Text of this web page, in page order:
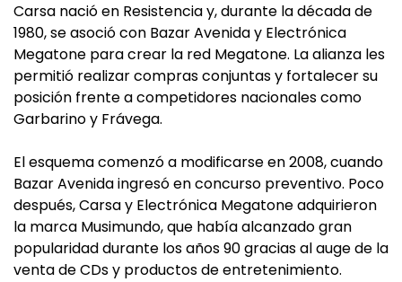
Carsa nació en Resistencia y, durante la década de
1980, se asoció con Bazar Avenida y Electrónica
Megatone para crear la red Megatone. La alianza les
permitió realizar compras conjuntas y fortalecer su
posición frente a competidores nacionales como
Garbarino y Frávega.
El esquema comenzó a modificarse en 2008, cuando
Bazar Avenida ingresó en concurso preventivo. Poco
después, Carsa y Electrónica Megatone adquirieron
la marca Musimundo, que había alcanzado gran
popularidad durante los años 90 gracias al auge de la
venta de CDs y productos de entretenimiento.